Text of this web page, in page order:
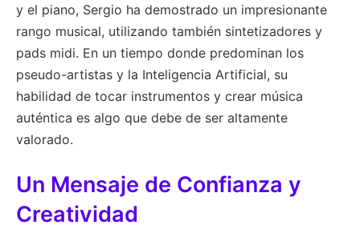
y el piano, Sergio ha demostrado un impresionante
rango musical, utilizando también sintetizadores y
pads midi. En un tiempo donde predominan los
pseudo-artistas y la Inteligencia Artificial, su
habilidad de tocar instrumentos y crear música
auténtica es algo que debe de ser altamente
valorado.
Un Mensaje de Confianza y
Creatividad